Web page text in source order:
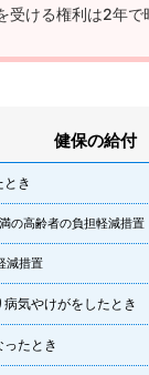
受ける権利は2年で
健保の給付
き
の高齢者の負担軽減措置
減措置
気やけがをしたとき
たとき